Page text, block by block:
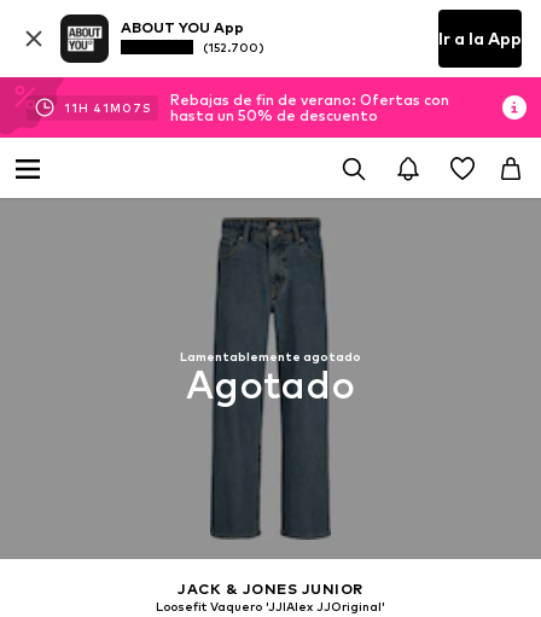
ABOUT YOU App
(152.700) Ir a la App
11H 41M 06 S
Rebajas de fin de verano: Ofertas con
hasta un 50% de descuento
Lamentablemente agotado
Agotado
JACK & JONES JUNIOR
Loosefit Vaquero 'JJIAlex JJOriginal'